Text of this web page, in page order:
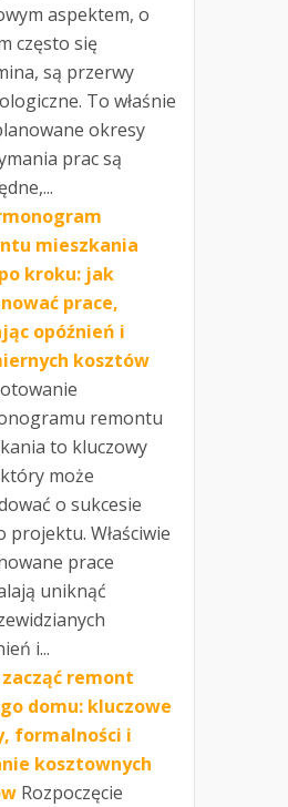
aspektem, o
często się
są przerwy
To właśnie
okresy
prac są
mieszkania
kroku: jak
prace,
opóźnień i
kosztów
remontu
to kluczowy
może
o sukcesie
projektu. Właściwie
prace
uniknąć
i...
zacząć remont
domu: kluczowe
formalności i
kosztownych
Rozpoczęcie